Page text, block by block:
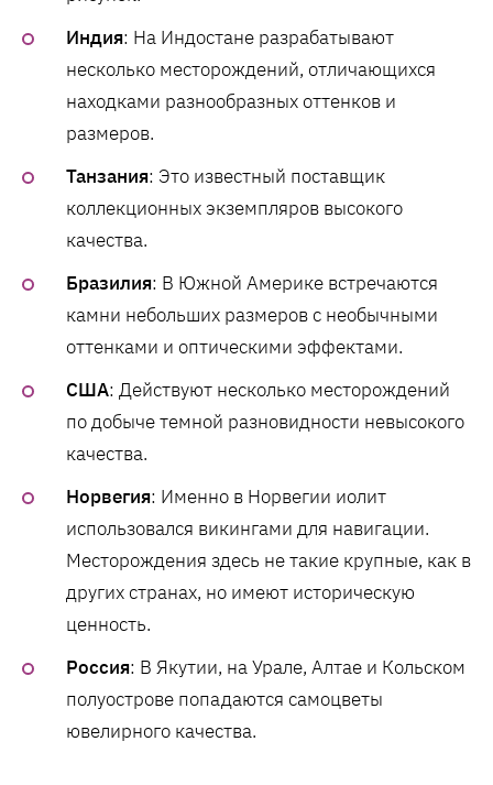
Индия: На Индостане разрабатывают
несколько месторождений, отличающихся
находками разнообразных оттенков и
размеров.
Танзания: Это известный поставщик
коллекционных экземпляров высокого
качества.
Бразилия: В Южной Америке встречаются
камни небольших размеров с необычными
оттенками и оптическими эффектами.
США: Действуют несколько месторождений
по добыче темной разновидности невысокого
качества.
Норвегия: Именно в Норвегии иолит
использовался викингами для навигации.
Месторождения здесь не такие крупные, как в
других странах, но имеют историческую
ценность.
Россия: В Якутии, на Урале, Алтае и Кольском
полуострове попадаются самоцветы
ювелирного качества.